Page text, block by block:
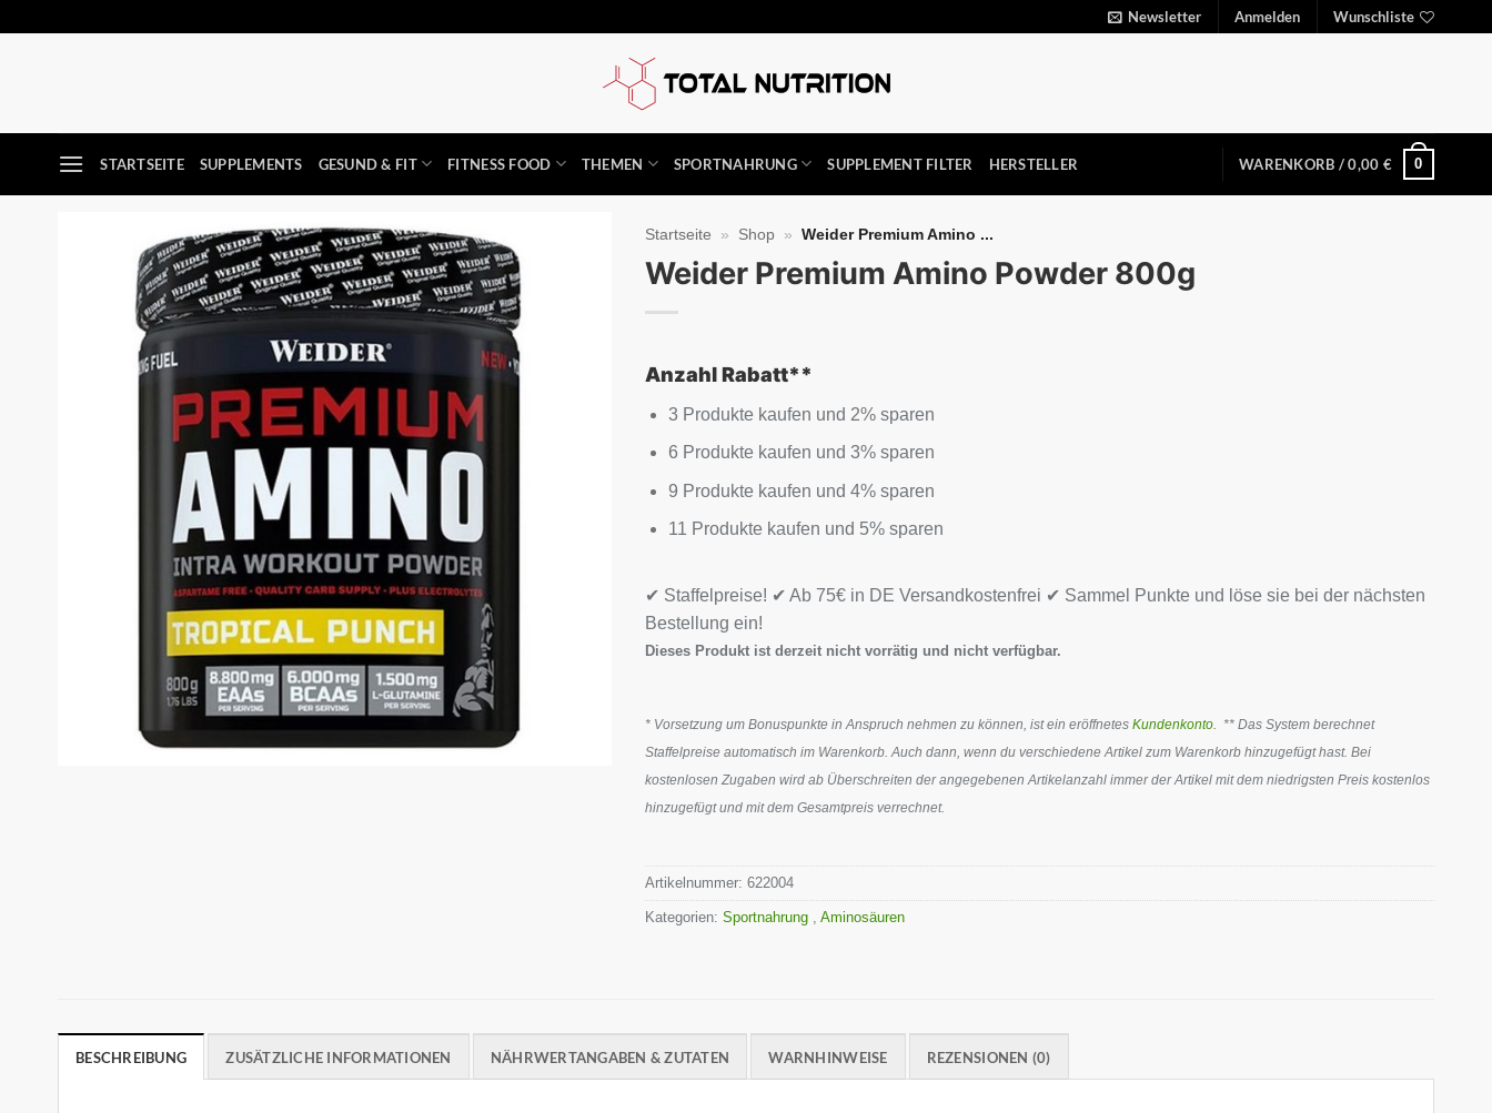
Newsletter Anmelden Wunschliste
STARTSEITE SUPPLEMENTS GESUND & FIT FITNESS FOOD THEMEN SPORTNAHRUNG SUPPLEMENT FILTER HERSTELLER WARENKORB /0,00 € 0
Wunschliste
Startseite » Shop » Weider Premium Amino ...
Weider Premium Amino Powder 800g
Anzahl Rabatt**
3 Produkte kaufen und 2% sparen
6 Produkte kaufen und 3% sparen
9 Produkte kaufen und 4% sparen
11 Produkte kaufen und 5% sparen
✔ Staffelpreise! ✔ Ab 75€ in DE Versandkostenfrei ✔ Sammel Punkte und löse sie bei der nächsten
Bestellung ein!
Dieses Produkt ist derzeit nicht vorrätig und nicht verfügbar.
* Vorsetzung um Bonuspunkte in Anspruch nehmen zu können, ist ein eröffnetesKundenkonto. ** Das System berechnet
Staffelpreise automatisch im Warenkorb. Auch dann, wenn du verschiedene Artikel zum Warenkorb hinzugefügt hast. Bei
kostenlosen Zugaben wird ab Überschreiten der angegebenen Artikelanzahl immer der Artikel mit dem niedrigsten Preis kostenlos
hinzugefügt und mit dem Gesamtpreis verrechnet.
Artikelnummer:622004
Kategorien:Sportnahrung ,Aminosäuren
BESCHREIBUNG ZUSÄTZLICHE INFORMATIONEN NÄHRWERTANGABEN & ZUTATEN WARNHINWEISE REZENSIONEN (0)